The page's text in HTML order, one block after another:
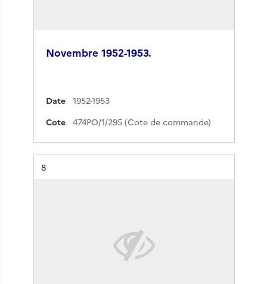
Novembre 1952-1953.
Date
1952-1953
Cote
474PO/1/295 (Cote de commande)
Résultat n°
8